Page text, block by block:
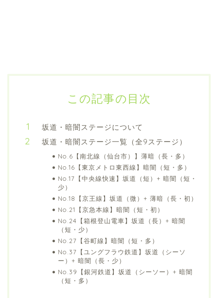
この記事の目次
坂道・暗闇ステージについて
坂道・暗闇ステージ一覧（全9ステージ）
No.6【南北線（仙台市）】薄暗（長・多）
No.16【東京メトロ東西線】暗闇（短・多）
No.17【中央線快速】坂道（短）+ 暗闇（短・
少）
No.18【京王線】坂道（微）+ 薄暗（長・初）
No.21【京急本線】暗闇（短・初）
No.24【箱根登山電車】坂道（長）+ 暗闇
（短・少）
No.27【谷町線】暗闇（短・多）
No.37【ユングフラウ鉄道】坂道（シーソ
ー）+ 暗闇（長・少）
No.39【銀河鉄道】坂道（シーソー）+ 暗闇
（短・多）